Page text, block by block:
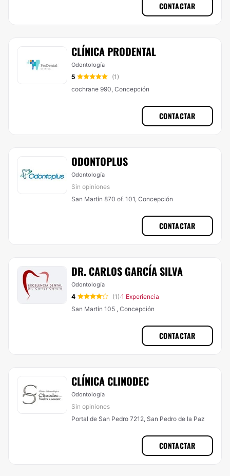
CONTACTAR
CLÍNICA PRODENTAL
Odontología
5
(1)
cochrane 990, Concepción
CONTACTAR
ODONTOPLUS
Odontología
Sin opiniones
San Martín 870 of. 101, Concepción
CONTACTAR
DR. CARLOS GARCÍA SILVA
Odontología
4 (1)·1 Experiencia
San Martín 105 , Concepción
CONTACTAR
CLÍNICA CLINODEC
Odontología
Sin opiniones
Portal de San Pedro 7212, San Pedro de la Paz
CONTACTAR